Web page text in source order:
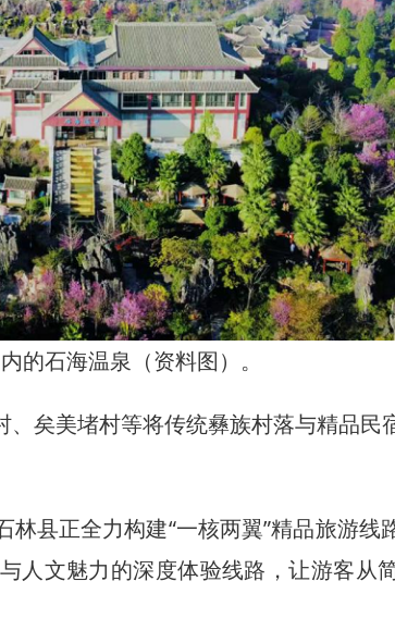
的石海温泉（资料图）。
矣美堵村等将传统彝族村落与精品民
正全力构建“一核两翼”精品旅游线
人文魅力的深度体验线路，让游客从